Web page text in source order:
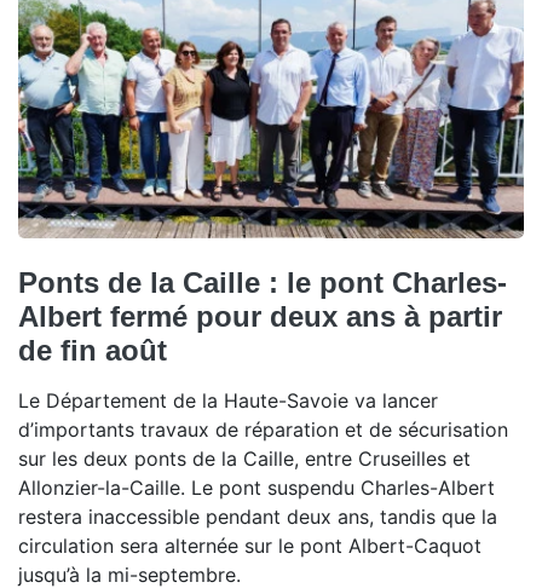
Ponts de la Caille : le pont Charles-
Albert fermé pour deux ans à partir
de fin août
Le Département de la Haute-Savoie va lancer
d’importants travaux de réparation et de sécurisation
sur les deux ponts de la Caille, entre Cruseilles et
Allonzier-la-Caille. Le pont suspendu Charles-Albert
restera inaccessible pendant deux ans, tandis que la
circulation sera alternée sur le pont Albert-Caquot
jusqu’à la mi-septembre.